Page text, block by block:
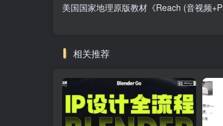
美国国家地理原版教材《Reach (音视频
相关推荐